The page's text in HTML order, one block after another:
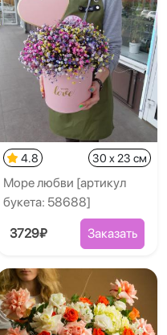
4.8 30 x 23 см
Море любви [артикул
букета: 58688]
3729₽ Заказать